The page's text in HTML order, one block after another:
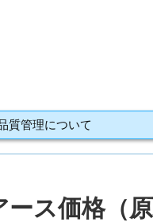
質管理について
ース価格（